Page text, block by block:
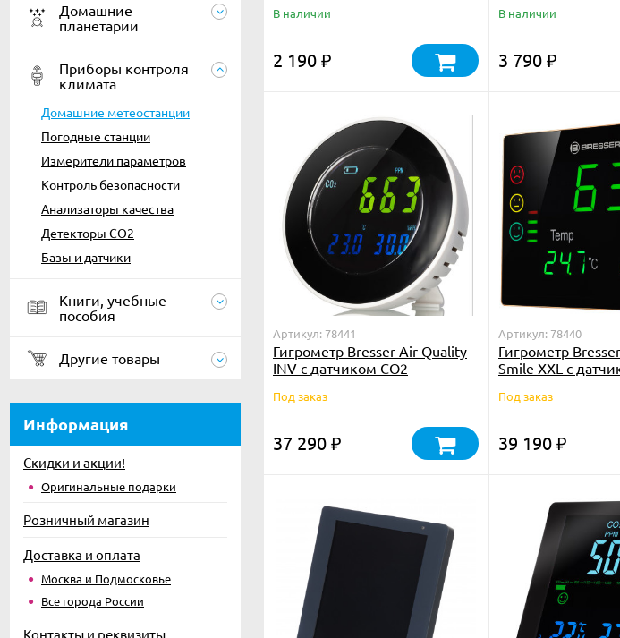
Домашние
планетарии
Приборы контроля
климата
Домашние метеостанции
Погодные станции
Измерители параметров
Контроль безопасности
Анализаторы качества
Детекторы CO2
Базы и датчики
Книги, учебные
пособия
Другие товары
Информация
Скидки и акции!
Оригинальные подарки
Розничный магазин
Доставка и оплата
Москва и Подмосковье
Все города России
Контакты и реквизиты
В наличии
2 190 ₽
В наличии
3 790 ₽
Артикул: 78441
Гигрометр Bresser Air Quality
INV с датчиком CO2
Под заказ
37 290 ₽
Артикул: 78440
Гигрометр
Smile XXL с
Под заказ
39 190 ₽